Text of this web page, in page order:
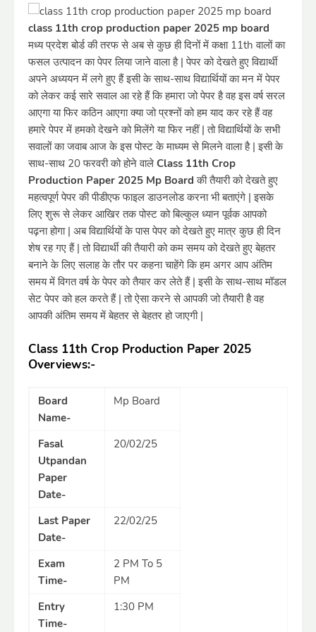
class 11th crop production paper 2025 mp board
मध्य प्रदेश बोर्ड की तरफ से अब से कुछ ही दिनों में कक्षा 11th वालों का
फसल उत्पादन का पेपर लिया जाने वाला है | पेपर को देखते हुए विद्यार्थी
अपने अध्ययन में लगे हुए हैं इसी के साथ-साथ विद्यार्थियों का मन में पेपर
को लेकर कई सारे सवाल आ रहे हैं कि हमारा जो पेपर है वह इस वर्ष सरल
आएगा या फिर कठिन आएगा क्या जो प्रश्नों को हम याद कर रहे हैं वह
हमारे पेपर में हमको देखने को मिलेंगे या फिर नहीं | तो विद्यार्थियों के सभी
सवालों का जवाब आज के इस पोस्ट के माध्यम से मिलने वाला है | इसी के
साथ-साथ 20 फरवरी को होने वाले Class 11th Crop
Production Paper 2025 Mp Boardकी तैयारी को देखते हुए
महत्वपूर्ण पेपर की पीडीएफ फाइल डाउनलोड करना भी बताएंगे | इसके
लिए शुरू से लेकर आखिर तक पोस्ट को बिल्कुल ध्यान पूर्वक आपको
पढ़ना होगा | अब विद्यार्थियों के पास पेपर को देखते हुए मात्र कुछ ही दिन
शेष रह गए हैं | तो विद्यार्थी की तैयारी को कम समय को देखते हुए बेहतर
बनाने के लिए सलाह के तौर पर कहना चाहेंगे कि हम अगर आप अंतिम
समय में विगत वर्ष के पेपर को तैयार कर लेते हैं | इसी के साथ-साथ मॉडल
सेट पेपर को हल करते हैं | तो ऐसा करने से आपकी जो तैयारी है वह
आपकी अंतिम समय में बेहतर से बेहतर हो जाएगी |
Class 11th Crop Production Paper 2025
Overviews:-
Board
Name-
Mp Board
Fasal
Utpandan
Paper
Date-
20/02/25
Last Paper
Date-
22/02/25
Exam
Time-
2 PM To 5
PM
Entry
Time-
1:30 PM